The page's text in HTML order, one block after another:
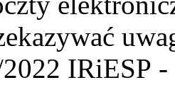
IRiESP